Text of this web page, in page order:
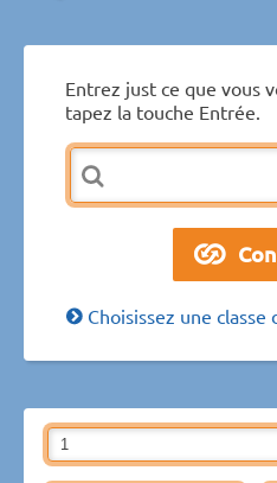
Entrez just ce que vous
tapez la touche Entrée.
Choisissez une classe